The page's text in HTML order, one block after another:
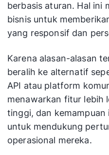
berbasis aturan. Hal ini
bisnis untuk
yang responsif dan
Karena alasan-alasan
beralih ke alternatif
API atau platform
menawarkan fitur lebih
tinggi, dan
untuk mendukung
operasional mereka.